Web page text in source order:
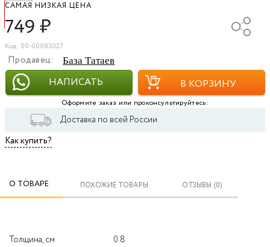
САМАЯ НИЗКАЯ ЦЕНА
749₽
Код: 00-00083027
Продавец: База Татаев
НАПИСАТЬ В КОРЗИНУ
Оформите заказ или проконсультируйтесь:
Доставка по всей России
Как купить?
О ТОВАРЕ ПОХОЖИЕ ТОВАРЫ ОТЗЫВЫ (0)
Толщина, см
0.8